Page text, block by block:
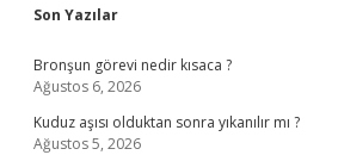
Sidebar
Son Yazılar
Bronşun görevi nedir kısaca ?
Ağustos 6, 2026
Kuduz aşısı olduktan sonra yıkanılır mı ?
Ağustos 5, 2026